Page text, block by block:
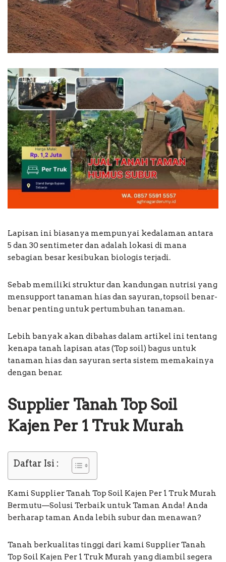
Lapisan ini biasanya mempunyai kedalaman antara
5 dan 30 sentimeter dan adalah lokasi di mana
sebagian besar kesibukan biologis terjadi.
Sebab memiliki struktur dan kandungan nutrisi yang
mensupport tanaman hias dan sayuran, topsoil benar-
benar penting untuk pertumbuhan tanaman.
Lebih banyak akan dibahas dalam artikel ini tentang
kenapa tanah lapisan atas (Top soil) bagus untuk
tanaman hias dan sayuran serta sistem memakainya
dengan benar.
Supplier Tanah Top Soil
Kajen Per 1 Truk Murah
Daftar Isi :
Kami Supplier Tanah Top Soil Kajen Per 1 Truk Murah
Bermutu—Solusi Terbaik untuk Taman Anda! Anda
berharap taman Anda lebih subur dan menawan?
Tanah berkualitas tinggi dari kami Supplier Tanah
Top Soil Kajen Per 1 Truk Murah yang diambil segera